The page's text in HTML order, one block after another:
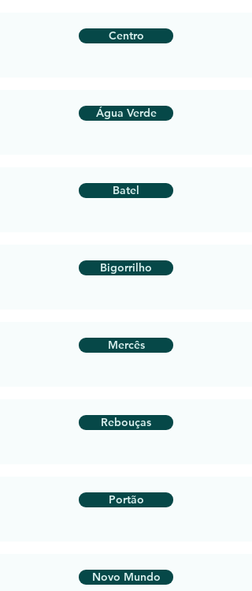
Centro
Água Verde
Batel
Bigorrilho
Mercês
Rebouças
Portão
Novo Mundo